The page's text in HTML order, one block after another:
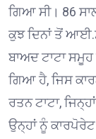
ਗਿਆ ਸੀ। 86
ਕੁਝ ਦਿਨਾਂ ਤੋਂ
ਬਾਅਦ ਟਾਟਾ ਸਮੂਹ
ਗਿਆ ਹੈ, ਜਿਸ
ਰਤਨ ਟਾਟਾ,
ਉਨ੍ਹਾਂ ਨੂੰ